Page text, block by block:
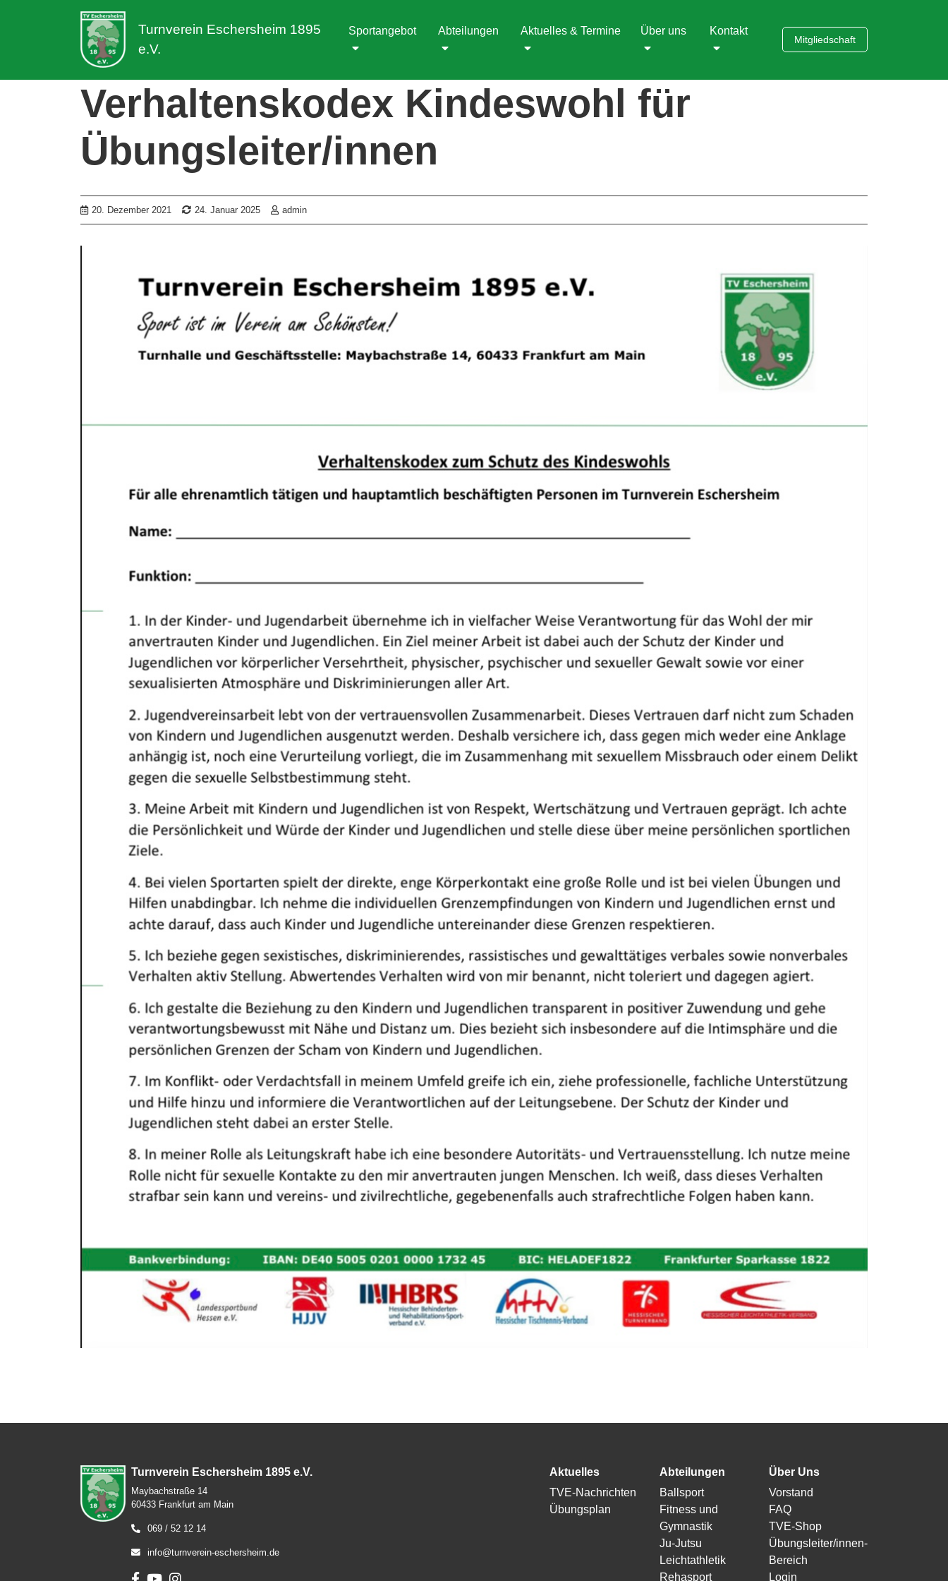
Turnverein Eschersheim 1895
e.V.
Sportangebot Abteilungen Aktuelles & Termine Über uns Kontakt
Mitgliedschaft
Verhaltenskodex Kindeswohl für
Übungsleiter/innen
20. Dezember 2021 24. Januar 2025 admin
Turnverein Eschersheim 1895 e.V.
Maybachstraße 14
60433 Frankfurt am Main
069 / 52 12 14
info@turnverein-eschersheim.de
Aktuelles
TVE-Nachrichten
Übungsplan
Abteilungen
Ballsport
Fitness und
Gymnastik
Ju-Jutsu
Leichtathletik
Rehasport
Über Uns
Vorstand
FAQ
TVE-Shop
Übungsleiter/innen-
Bereich
Login